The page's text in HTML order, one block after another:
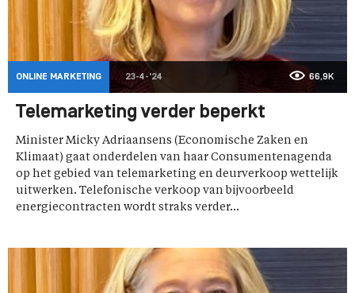
ONLINE MARKETING 23-4-'24 66,9K
Telemarketing verder beperkt
Minister Micky Adriaansens (Economische Zaken en
Klimaat) gaat onderdelen van haar Consumentenagenda
op het gebied van telemarketing en deurverkoop wettelijk
uitwerken. Telefonische verkoop van bijvoorbeeld
energiecontracten wordt straks verder...